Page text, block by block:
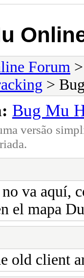
Forum
>
Bug Mu
versão
no va aquí,
el mapa
old client